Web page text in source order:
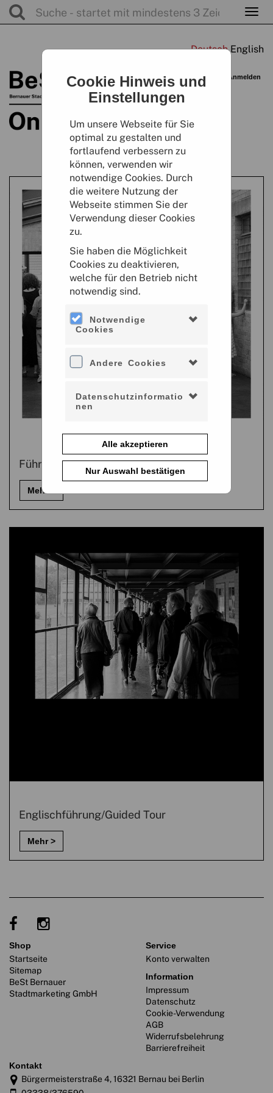
Cookie Hinweis und
Einstellungen
Um unsere Webseite für Sie
optimal zu gestalten und
fortlaufend verbessern zu
können, verwenden wir
notwendige Cookies. Durch
die weitere Nutzung der
Webseite stimmen Sie der
Verwendung dieser Cookies
zu.
Sie haben die Möglichkeit
Cookies zu deaktivieren,
welche für den Betrieb nicht
notwendig sind.
Notwendige
Cookies
Andere Cookies
Datenschutzinformatio
nen
Alle akzeptieren
Nur Auswahl bestätigen
Warenkorb
0 Artikel 0,00 €
Anmelden
Führung Bauhaus-Welterbe Bundesschule
Englischführung/Guided Tour
shop
Startseite
Sitemap
BeSt Bernauer
Stadtmarketing GmbH
service
Konto verwalten
information
Impressum
Datenschutz
Cookie-Verwendung
AGB
Widerrufsbelehrung
Barrierefreiheit
kontakt
Bürgermeisterstraße 4, 16321 Bernau bei Berlin